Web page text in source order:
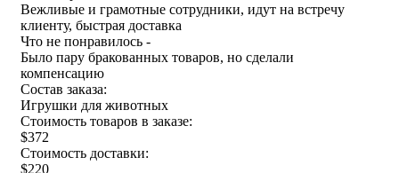
Вежливые и грамотные сотрудники, идут на встречу
клиенту, быстрая доставка
Что не понравилось -
Было пару бракованных товаров, но сделали
компенсацию
Состав заказа:
Игрушки для животных
Стоимость товаров в заказе:
$372
Стоимость доставки:
$220